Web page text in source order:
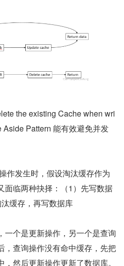
the existing Cache when wri
Pattern 能有效避免并发
作发生时，假设淘汰缓存作为
面临两种抉择：（1）先写数据
缓存，再写数据库
一个是更新操作，另一个是查询
，查询操作没有命中缓存，先把
然后更新操作更新了数据库。